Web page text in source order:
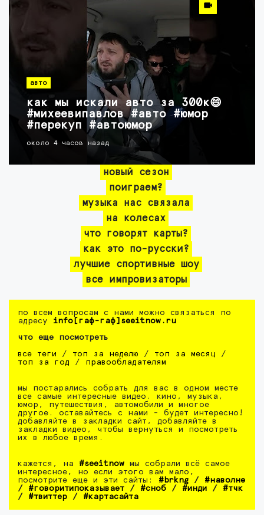
авто
как мы искали авто за 300к😄
#михеевипавлов #авто #юмор
#перекуп #автоюмор
около 4 часов назад
новый сезон
поиграем?
музыка нас связала
на колесах
что говорят карты?
как это по-русски?
лучшие спортивные шоу
все импровизаторы
по всем вопросам с нами можно связаться по
адресу info[гаф-гаф]seeitnow.ru
что еще посмотреть
все теги / топ за неделю / топ за месяц /
топ за год / правообладателям
мы постарались собрать для вас в одном месте
все самые интересные видео. кино, музыка,
юмор, путешествия, автомобили и многое
другое. оставайтесь с нами - будет интересно!
добавляйте в закладки сайт, добавляйте в
закладки видео, чтобы вернуться и посмотреть
их в любое время.
кажется, на #seeitnow мы собрали всё самое
интересное, но если этого вам мало,
посмотрите еще и эти сайты: #brkng / #наволне
/ #говоритипоказывает / #сноб / #инди / #тчк
/ #твиттер / #картасайта